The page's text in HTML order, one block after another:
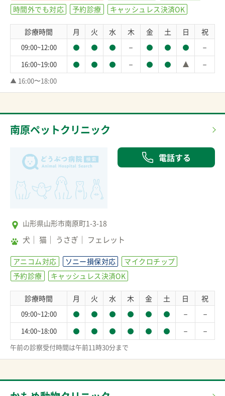
時間外でも対応
予約診療 キャッシュレス決済OK
診療時間 月 火 水 木 金 土 日 祝
09:00~12:00 － －
16:00~19:00 － －
▲ 16:00〜18:00
南原ペットクリニック
電話する
山形県山形市南原町1-3-18
犬 猫 うさぎ フェレット
アニコム対応 ソニー損保対応
マイクロチップ
予約診療
キャッシュレス決済OK
診療時間 月 火 水 木 金 土 日 祝
09:00~12:00 － －
14:00~18:00 － －
午前の診察受付時間は午前11時30分まで